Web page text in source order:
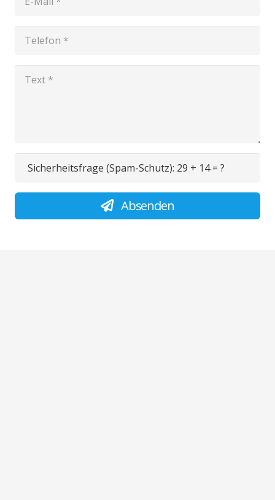
Sicherheitsfrage (Spam-Schutz): 29 + 14 = ?
Absenden